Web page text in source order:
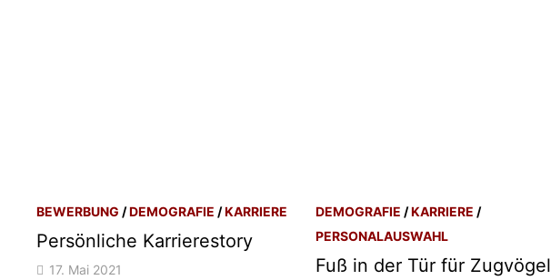
BEWERBUNG /DEMOGRAFIE /KARRIERE
Persönliche Karrierestory
17. Mai 2021
DEMOGRAFIE /KARRIERE /
PERSONALAUSWAHL
Fuß in der Tür für Zugvögel